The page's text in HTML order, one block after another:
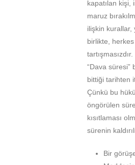
kapatılan kişi,
maruz
ilişkin kurallar,
birlikte,
“Dava süresi”
bittiği tarihten
Çünkü bu
öngörülen
kısıtlaması
sürenin
Bir